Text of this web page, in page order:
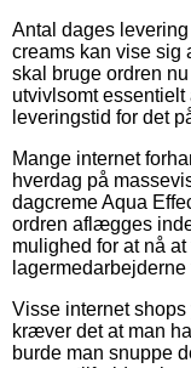
Antal dages
creams kan vise
skal bruge ordren
utvivlsomt
leveringstid for det
Mange internet
hverdag på
dagcreme Aqua
ordren aflægges
mulighed for at nå
lagermedarbejderne
Visse internet
kræver det at man
burde man snuppe